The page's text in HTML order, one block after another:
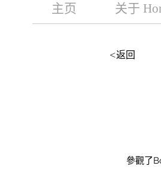
主页 关于
<返回
參觀了